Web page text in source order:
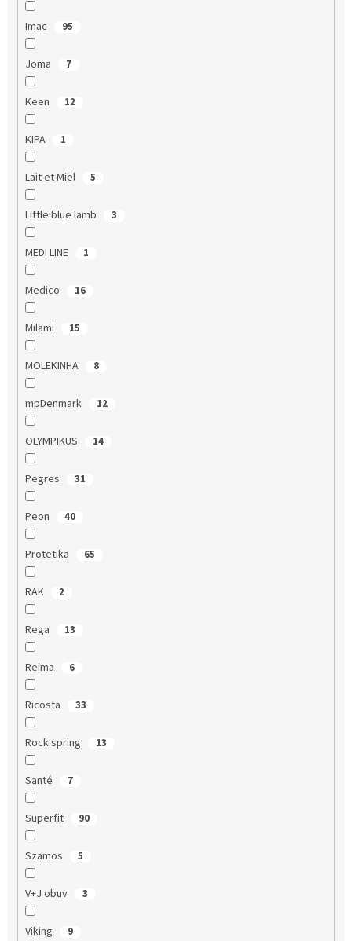
Imac 95
Joma 7
Keen 12
KIPA 1
Lait et Miel 5
Little blue lamb 3
MEDI LINE 1
Medico 16
Milami 15
MOLEKINHA 8
mpDenmark 12
OLYMPIKUS 14
Pegres 31
Peon 40
Protetika 65
RAK 2
Rega 13
Reima 6
Ricosta 33
Rock spring 13
Santé 7
Superfit 90
Szamos 5
V+J obuv 3
Viking 9